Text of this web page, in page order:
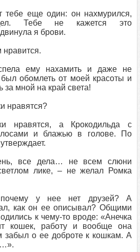
тебе еще один: он нахмурился,
Тебе не кажется это
я брови.
ему нахамить и даже не
обомлеть от моей красоты и
за мной на край света!
нравятся?
нравятся, а Крокодильда с
и блажью в голове. По
все дела… не всем слюни
лике, – не желал Ромка
у нее нет друзей? А
как он ее описывал? Общими
к чему-то вроде: «Анечка
кошек, работу и вообще она
забыл о ее доброте к кошкам. А